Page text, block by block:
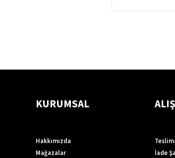
KURUMSAL
Hakkımızda
Mağazalar
İade